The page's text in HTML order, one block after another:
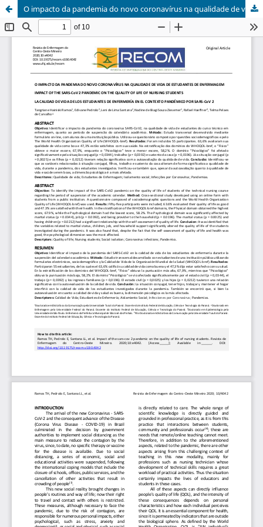
O impacto da pandemia do novo coronavírus na qualidade de vida de estudantes de enfermagem